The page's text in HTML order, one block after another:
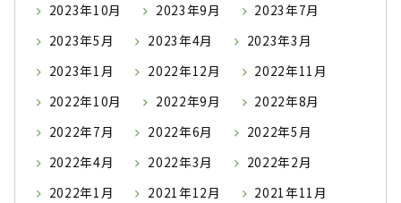
2023年10月
2023年9月
2023年7月
2023年5月
2023年4月
2023年3月
2023年1月
2022年12月
2022年11月
2022年10月
2022年9月
2022年8月
2022年7月
2022年6月
2022年5月
2022年4月
2022年3月
2022年2月
2022年1月
2021年12月
2021年11月